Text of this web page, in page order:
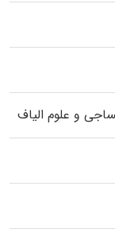
و علوم الیاف